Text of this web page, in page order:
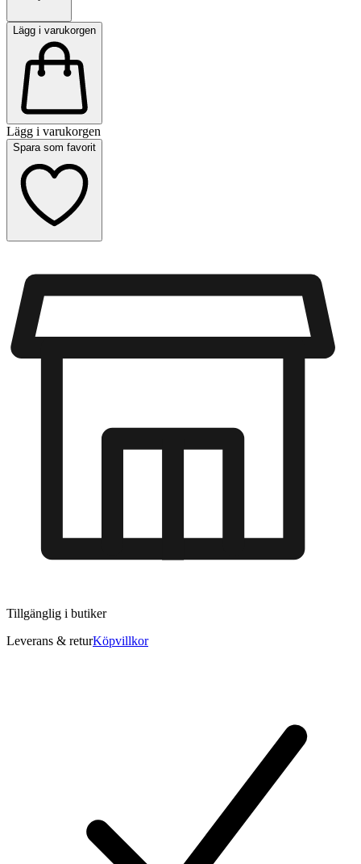
Lägg i varukorgen
Lägg i varukorgen
Spara som favorit
Tillgänglig i butiker
Leverans & returKöpvillkor